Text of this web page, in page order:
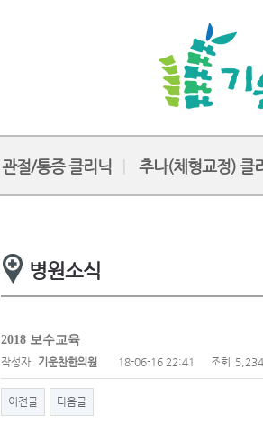
관절/통증 클리닉 추나(체형교정) 클
병원소식
2018 보수교육
작성자 기운찬한의원 18-06-16 22:41 조회
이전글 다음글